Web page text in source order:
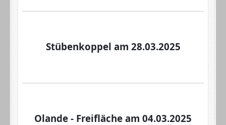
Stübenkoppel am 28.03.2025
Olande - Freifläche am 04.03.2025